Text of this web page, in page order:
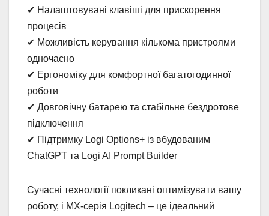
✔ Налаштовувані клавіші для прискорення
процесів
✔ Можливість керування кількома пристроями
одночасно
✔ Ергономіку для комфортної багатогодинної
роботи
✔ Довговічну батарею та стабільне бездротове
підключення
✔ Підтримку Logi Options+ із вбудованим
ChatGPT та Logi AI Prompt Builder
Сучасні технології покликані оптимізувати вашу
роботу, і MX-серія Logitech – це ідеальний